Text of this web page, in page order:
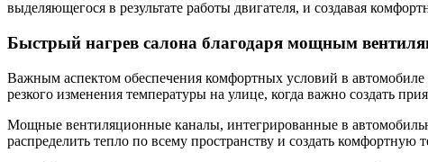
выделяющегося в результате работы двигателя, и создавая
Быстрый нагрев салона благодаря мощным
Важным аспектом обеспечения комфортных условий в автомобиле
резкого изменения температуры на улице, когда важно создать
Мощные вентиляционные каналы, интегрированные в
распределить тепло по всему пространству и создать комфортную